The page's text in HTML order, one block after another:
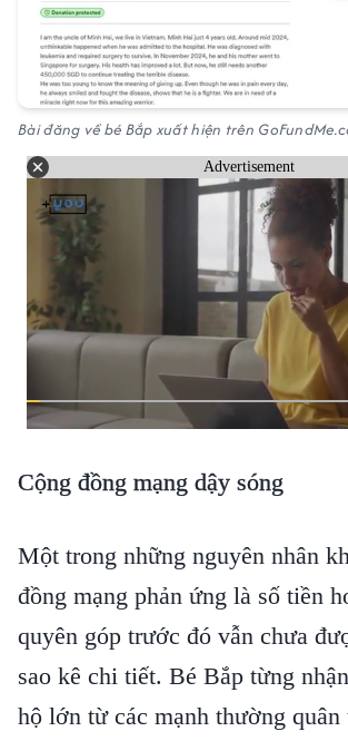
Bài đăng về bé Bắp xuất hiện trên
Advertisement
Cộng đồng mạng dậy sóng
Một trong những nguyên nhân
đồng mạng phản ứng là số tiền
quyên góp trước đó vẫn chưa
sao kê chi tiết. Bé Bắp từng
hộ lớn từ các mạnh thường quân